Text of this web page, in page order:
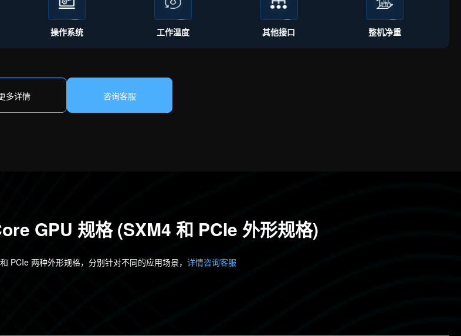
操作系统 工作温度 其他接口 整机净重
多详情 咨询客服
GPU 规格 (SXM4 和 PCIe 外形规格)
PCIe 两种外形规格，分别针对不同的应用场景， 详情咨询客服